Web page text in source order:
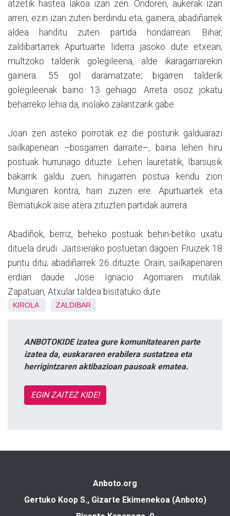
atzetik hastea lakoa izan zen. Ondoren, aukerak izan
arren, ezin izan zuten berdindu eta, gainera, abadiñarrek
aldea handitu zuten partida hondarrean. Bihar,
zaldibartarrek Apurtuarte liderra jasoko dute etxean,
multzoko talderik golegileena, alde ikaragarriarekin
gainera. 55 gol daramatzate; bigarren talderik
golegileenak baino 13 gehiago. Arreta osoz jokatu
beharreko lehia da, inolako zalantzarik gabe.
Joan zen asteko porrotak ez die posturik galduarazi
sailkapenean –bosgarren darraite–, baina lehen hiru
postuak hurrunago dituzte. Lehen lauretatik, Ibarsusik
bakarrik galdu zuen; hirugarren postua kendu zion
Mungiaren kontra, hain zuzen ere. Apurtuartek eta
Berriatukok aise atera zituzten partidak aurrera.
Abadiñok, berriz, beheko postuak behin-betiko uxatu
dituela dirudi. Jaitsierako postuetan dagoen Fruizek 18
puntu ditu; abadiñarrek 26 dituzte. Orain, sailkapenaren
erdian daude Jose Ignacio Agorriaren mutilak.
Zapatuan, Atxular taldea bisitatuko dute.
KIROLA ZALDIBAR
ANBOTOKIDE izatea gure komunitatearen parte
izatea da, euskararen erabilera sustatzea eta
herrigintzaren aktibazioan pausoak ematea.
EGIN ZAITEZ KIDE!
Anboto.org
Gertuko Koop S., Gizarte Ekimenekoa (Anboto)